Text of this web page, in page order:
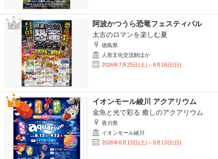
阿波かつうら恐竜フェスティバル
太古のロマンを楽しむ夏
徳島県
人形文化交流館ほか
2026年7月25日(土)～8月16日(日)
イオンモール綾川 アクアリウム
金魚と光で彩る 癒しのアクアリウム
香川県
イオンモール綾川
2026年6月13日(土)～9月13日(日)